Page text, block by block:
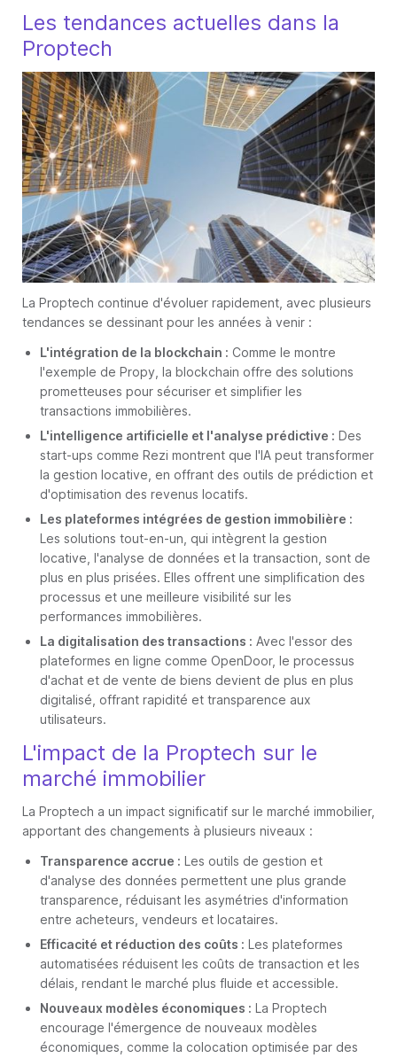
Les tendances actuelles dans la
Proptech
La Proptech continue d'évoluer rapidement, avec plusieurs
tendances se dessinant pour les années à venir :
L'intégration de la blockchain : Comme le montre
l'exemple de Propy, la blockchain offre des solutions
prometteuses pour sécuriser et simplifier les
transactions immobilières.
L'intelligence artificielle et l'analyse prédictive : Des
start-ups comme Rezi montrent que l'IA peut transformer
la gestion locative, en offrant des outils de prédiction et
d'optimisation des revenus locatifs.
Les plateformes intégrées de gestion immobilière :
Les solutions tout-en-un, qui intègrent la gestion
locative, l'analyse de données et la transaction, sont de
plus en plus prisées. Elles offrent une simplification des
processus et une meilleure visibilité sur les
performances immobilières.
La digitalisation des transactions : Avec l'essor des
plateformes en ligne comme OpenDoor, le processus
d'achat et de vente de biens devient de plus en plus
digitalisé, offrant rapidité et transparence aux
utilisateurs.
L'impact de la Proptech sur le
marché immobilier
La Proptech a un impact significatif sur le marché immobilier,
apportant des changements à plusieurs niveaux :
Transparence accrue : Les outils de gestion et
d'analyse des données permettent une plus grande
transparence, réduisant les asymétries d'information
entre acheteurs, vendeurs et locataires.
Efficacité et réduction des coûts : Les plateformes
automatisées réduisent les coûts de transaction et les
délais, rendant le marché plus fluide et accessible.
Nouveaux modèles économiques : La Proptech
encourage l'émergence de nouveaux modèles
économiques, comme la colocation optimisée par des